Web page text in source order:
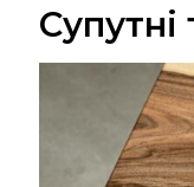
Супутні